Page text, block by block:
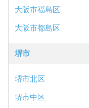
大阪市福島区
大阪市都島区
堺市
堺市北区
堺市中区